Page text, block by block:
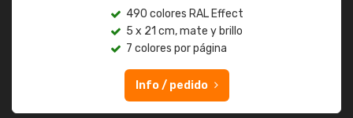
490 colores RAL Effect
5 x 21 cm, mate y brillo
7 colores por página
Info / pedido